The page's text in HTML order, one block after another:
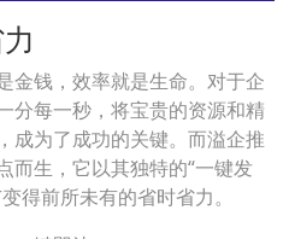
金钱，效率就是生命。对于企
分每一秒，将宝贵的资源和精
成为了成功的关键。而溢企推
而生，它以其独特的“一键发
得前所未有的省时省力。